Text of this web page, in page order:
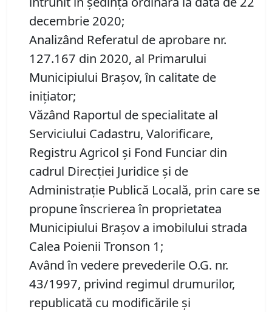
decembrie 2020;
Analizând Referatul de aprobare nr.
127.167 din 2020, al Primarului
Municipiului Brașov, în calitate de
inițiator;
Văzând Raportul de specialitate al
Serviciului Cadastru, Valorificare,
Registru Agricol şi Fond Funciar din
cadrul Direcţiei Juridice şi de
Administraţie Publică Locală, prin care se
propune înscrierea în proprietatea
Municipiului Braşov a imobilului strada
Calea Poienii Tronson 1;
Având în vedere prevederile O.G. nr.
43/1997, privind regimul drumurilor,
republicată cu modificările şi